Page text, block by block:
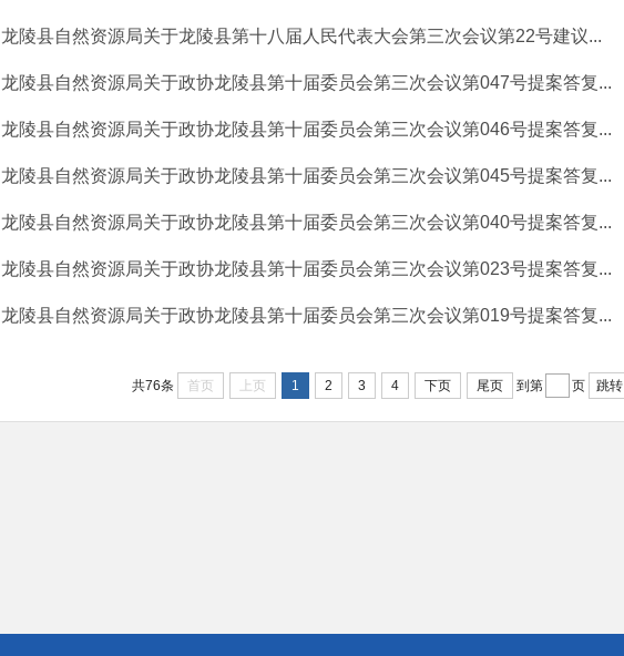
龙陵县自然资源局关于龙陵县第十八届人民代表大会第三次会议第22号建议...
龙陵县自然资源局关于政协龙陵县第十届委员会第三次会议第047号提案答复...
龙陵县自然资源局关于政协龙陵县第十届委员会第三次会议第046号提案答复...
龙陵县自然资源局关于政协龙陵县第十届委员会第三次会议第045号提案答复...
龙陵县自然资源局关于政协龙陵县第十届委员会第三次会议第040号提案答复...
龙陵县自然资源局关于政协龙陵县第十届委员会第三次会议第023号提案答复...
龙陵县自然资源局关于政协龙陵县第十届委员会第三次会议第019号提案答复...
共76条 首页 上页 1 2 3 4 下页 尾页 到第 页 跳转